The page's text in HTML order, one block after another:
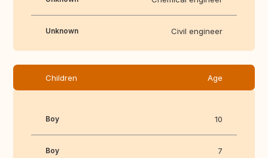
Unknown Civil engineer
Children Age
Boy 10
Boy 7